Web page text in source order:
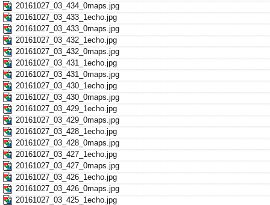
20161027_03_434_0maps.jpg
20161027_03_433_1echo.jpg
20161027_03_433_0maps.jpg
20161027_03_432_1echo.jpg
20161027_03_432_0maps.jpg
20161027_03_431_1echo.jpg
20161027_03_431_0maps.jpg
20161027_03_430_1echo.jpg
20161027_03_430_0maps.jpg
20161027_03_429_1echo.jpg
20161027_03_429_0maps.jpg
20161027_03_428_1echo.jpg
20161027_03_428_0maps.jpg
20161027_03_427_1echo.jpg
20161027_03_427_0maps.jpg
20161027_03_426_1echo.jpg
20161027_03_426_0maps.jpg
20161027_03_425_1echo.jpg